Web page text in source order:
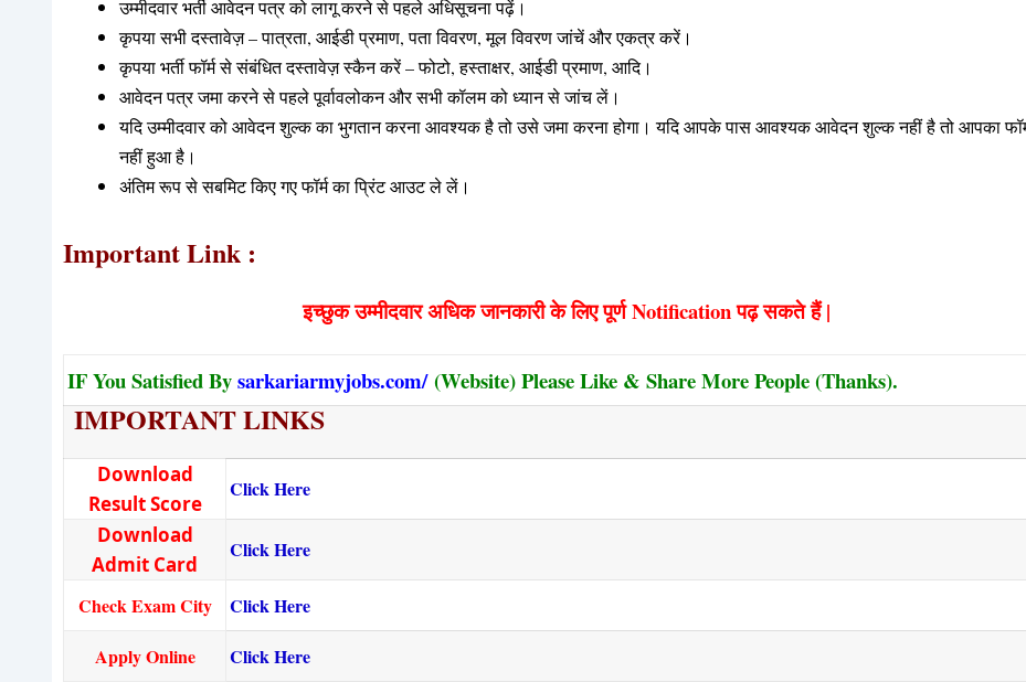
उम्मीदवार भर्ती आवेदन पत्र को लागू करने से पहले अधिसूचना पढ़ें।
कृपया सभी दस्तावेज़ – पात्रता, आईडी प्रमाण, पता विवरण, मूल विवरण जांचें और एकत्र करें।
कृपया भर्ती फॉर्म से संबंधित दस्तावेज़ स्कैन करें – फोटो, हस्ताक्षर, आईडी प्रमाण, आदि।
आवेदन पत्र जमा करने से पहले पूर्वावलोकन और सभी कॉलम को ध्यान से जांच लें।
यदि उम्मीदवार को आवेदन शुल्क का भुगतान करना आवश्यक है तो उसे जमा करना होगा। यदि आपके पास आवश्यक आवेदन शुल्क नहीं है तो आपका
नहीं हुआ है।
अंतिम रूप से सबमिट किए गए फॉर्म का प्रिंट आउट ले लें।
Important Link :
इच्छुक उम्मीदवार अधिक जानकारी के लिए पूर्ण Notification पढ़ सकते हैं |
IF You Satisfied Bysarkariarmyjobs.com/ (Website) Please Like & Share More People (Thanks).
IMPORTANT LINKS
Download
Result Score
Click Here
Download
Admit Card
Click Here
Check Exam City
Click Here
Apply Online
Click Here